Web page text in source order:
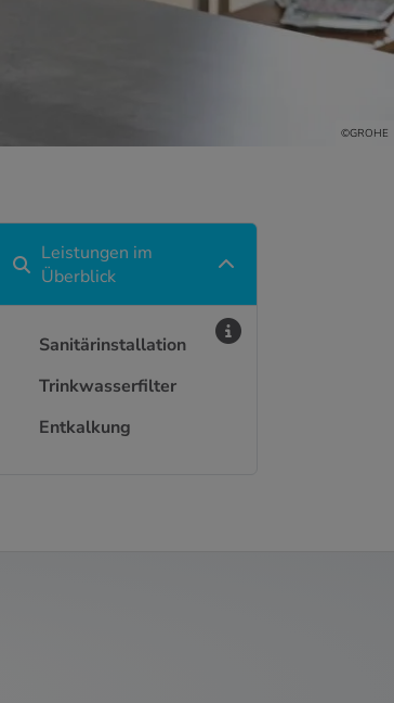
©GROHE
Leistungen im
Überblick
Sanitärinstallation
Trinkwasserfilter
Entkalkung